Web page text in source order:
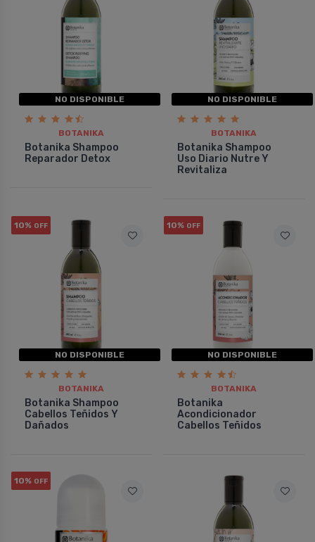
NO DISPONIBLE
BOTANIKA
Botanika Shampoo
Reparador Detox
NO DISPONIBLE
BOTANIKA
Botanika Shampoo
Uso Diario Nutre Y
Revitaliza
10% OFF
NO DISPONIBLE
BOTANIKA
Botanika Shampoo
Cabellos Teñidos Y
Dañados
10% OFF
NO DISPONIBLE
BOTANIKA
Botanika
Acondicionador
Cabellos Teñidos
10% OFF